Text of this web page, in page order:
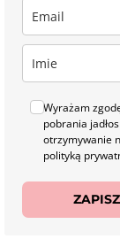
Wyrażam
pobrania
otrzymywanie
polityką